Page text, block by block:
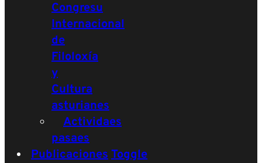
Congresu
Internacional
de
Filoloxía
y
Cultura
asturianes
Actividaes
pasaes
PublicacionesToggle